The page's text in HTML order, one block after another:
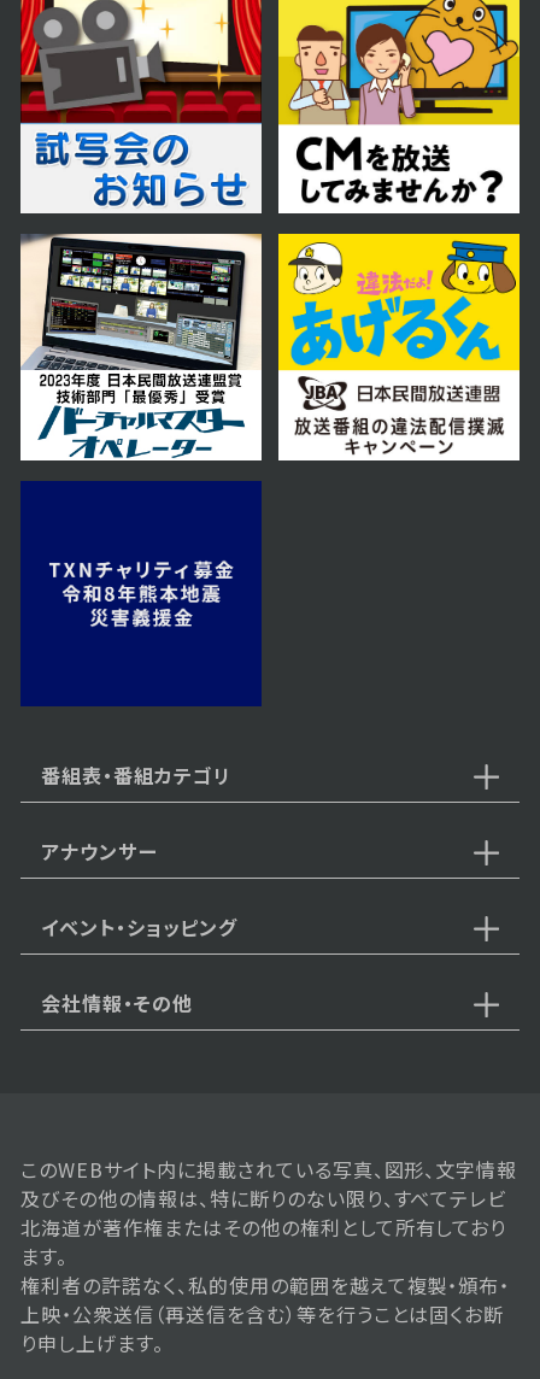
番組表・番組カテゴリ
アナウンサー
イベント・ショッピング
会社情報・その他
このWEBサイト内に掲載されている写真、図形、文字情報
及びその他の情報は、特に断りのない限り、すべてテレビ
北海道が著作権またはその他の権利として所有しており
ます。
権利者の許諾なく、私的使用の範囲を越えて複製・頒布・
上映・公衆送信（再送信を含む）等を行うことは固くお断
り申し上げます。